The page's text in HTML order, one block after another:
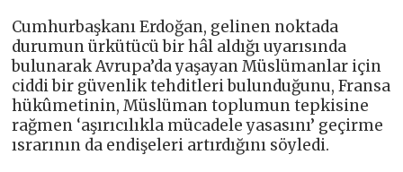
Cumhurbaşkanı Erdoğan, gelinen noktada
durumun ürkütücü bir hâl aldığı uyarısında
bulunarak Avrupa’da yaşayan Müslümanlar için
ciddi bir güvenlik tehditleri bulunduğunu, Fransa
hükûmetinin, Müslüman toplumun tepkisine
rağmen ‘aşırıcılıkla mücadele yasasını’ geçirme
ısrarının da endişeleri artırdığını söyledi.